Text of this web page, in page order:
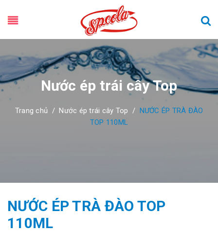
Nước ép trái cây Top
Trang chủ / Nước ép trái cây Top / NƯỚC ÉP TRÀ ĐÀO
TOP 110ML
NƯỚC ÉP TRÀ ĐÀO TOP
110ML